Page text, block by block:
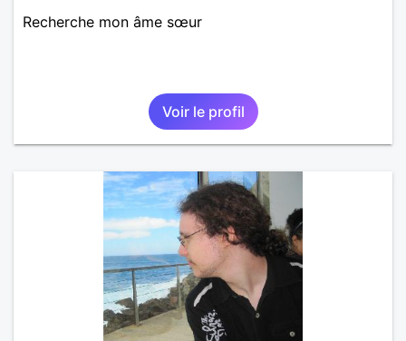
Recherche mon âme sœur
Voir le profil